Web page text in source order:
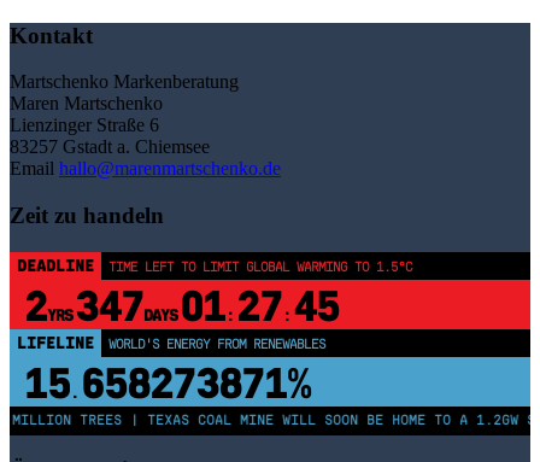
Kontakt
Martschenko Markenberatung
Maren Martschenko
Lienzinger Straße 6
83257 Gstadt a. Chiemsee
Email hallo@marenmartschenko.de
Zeit zu handeln
DEADLINE TIME LEFT TO LIMIT GLOBAL WARMING TO 1.5°C
2YRS347DAYS 01: 27: 45
LIFELINE WORLD'S ENERGY FROM RENEWABLES
15. 658273871%
MILLION TREES | TEXAS COAL MINE WILL SOON BE HOME TO A 1.2GW